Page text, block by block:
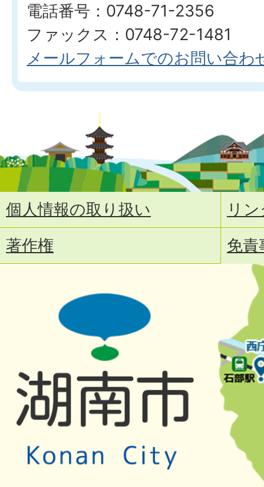
電話番号：0748-71-2356
ファックス：0748-72-1481
メールフォームでのお問い合わ
個人情報の取り扱い
リ
著作権
免責